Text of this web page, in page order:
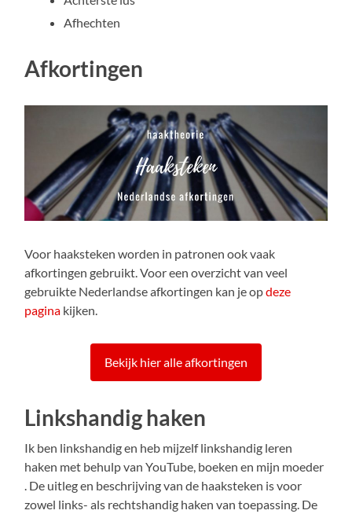
Afhechten
Afkortingen
Voor haaksteken worden in patronen ook vaak
afkortingen gebruikt. Voor een overzicht van veel
gebruikte Nederlandse afkortingen kan je opdeze
pagina kijken.
Bekijk hier alle afkortingen
Linkshandig haken
Ik ben linkshandig en heb mijzelf linkshandig leren
haken met behulp van YouTube, boeken en mijn moeder
. De uitleg en beschrijving van de haaksteken is voor
zowel links- als rechtshandig haken van toepassing. De